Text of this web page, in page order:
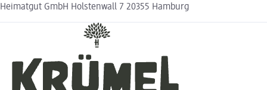
Heimatgut GmbH Holstenwall 7 20355 Hamburg